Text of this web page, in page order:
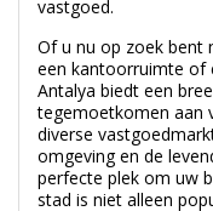
Of u nu op zoek bent
een kantoorruimte of
Antalya biedt een
tegemoetkomen aan
diverse
omgeving en de
perfecte plek om uw
stad is niet alleen
zijn naar